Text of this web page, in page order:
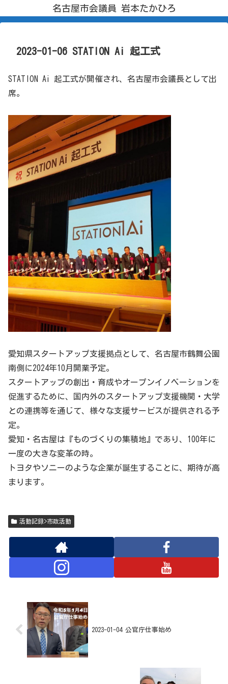
名古屋市会議員 岩本たかひろ
2023-01-06 STATION Ai 起工式
STATION Ai 起工式が開催され、名古屋市会議長として出
席。
愛知県スタートアップ支援拠点として、名古屋市鶴舞公園
南側に2024年10月開業予定。
スタートアップの創出・育成やオープンイノベーションを
促進するために、国内外のスタートアップ支援機関・大学
との連携等を通じて、様々な支援サービスが提供される予
定。
愛知・名古屋は『ものづくりの集積地』であり、100年に
一度の大きな変革の時。
トヨタやソニーのような企業が誕生することに、期待が高
まります。
活動記録>市政活動
2023-01-04 公官庁仕事始め